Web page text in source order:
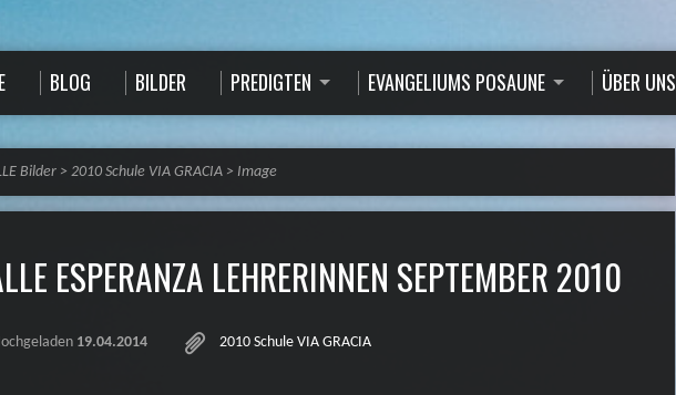
BLOG BILDER PREDIGTEN EVANGELIUMS POSAUNE ÜBER UNS
Bilder > 2010 Schule VIA GRACIA > Image
ESPERANZA LEHRERINNEN SEPTEMBER 2010
19.04.2014 2010 Schule VIA GRACIA